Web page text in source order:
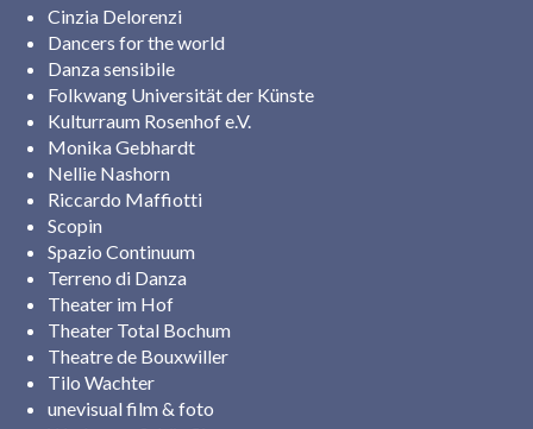
Cinzia Delorenzi
Dancers for the world
Danza sensibile
Folkwang Universität der Künste
Kulturraum Rosenhof e.V.
Monika Gebhardt
Nellie Nashorn
Riccardo Maffiotti
Scopin
Spazio Continuum
Terreno di Danza
Theater im Hof
Theater Total Bochum
Theatre de Bouxwiller
Tilo Wachter
unevisual film & foto